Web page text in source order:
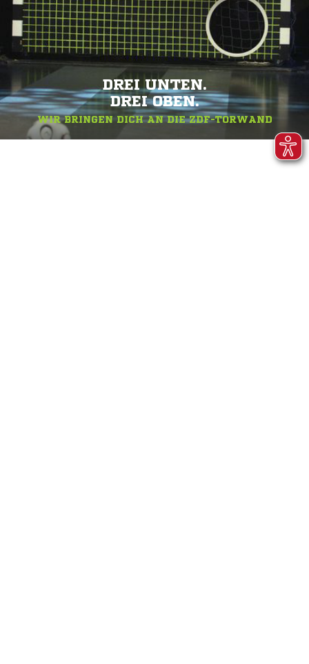
DREI UNTEN.
DREI OBEN.
WIR BRINGEN DICH AN DIE ZDF-TORWAND